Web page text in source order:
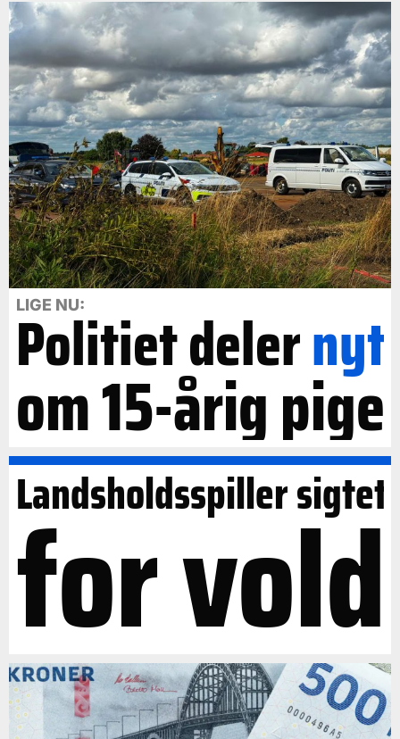
LIGE NU:
Politiet delernyt
om 15-årig pige
Landsholdsspiller sigtet
for vold